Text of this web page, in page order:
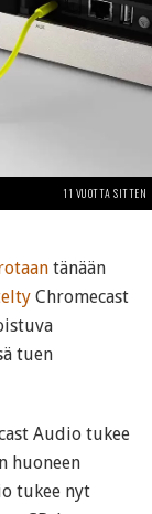
11 VUOTTA SITTEN
tänään
Chromecast
tuen
Audio tukee
huoneen
tukee nyt